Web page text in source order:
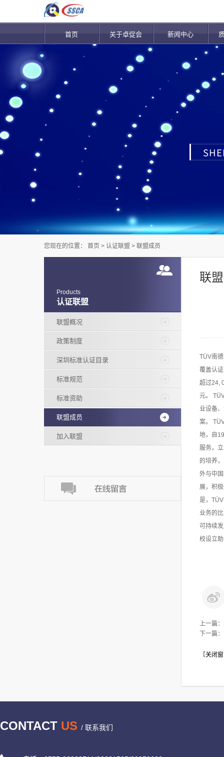
首页 关于卓促会 新闻中心
认证联盟
Products
联盟概况
政策制度
深圳标准认证目录
标准规范
标准资助
联盟成员
加入联盟
联
您现在的位置： 首页 > 认证联盟 > 联盟成员
TÜV南
覆盖认
超过24,
元。
业设备
案。
地，自
服务，
的培养
外与中
展，积
是，
业务的
可持续
校设立
上一篇：
下一篇：
【关闭
CONTACT US / 联系我们